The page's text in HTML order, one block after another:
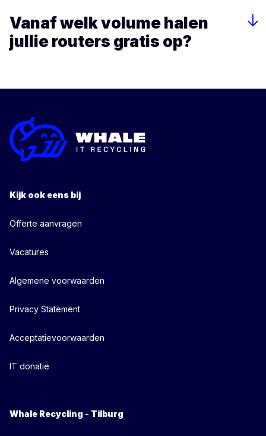
Vanaf welk volume halen
jullie routers gratis op?
Kijk ook eens bij
Offerte aanvragen
Vacatures
Algemene voorwaarden
Privacy Statement
Acceptatievoorwaarden
IT donatie
Whale Recycling - Tilburg